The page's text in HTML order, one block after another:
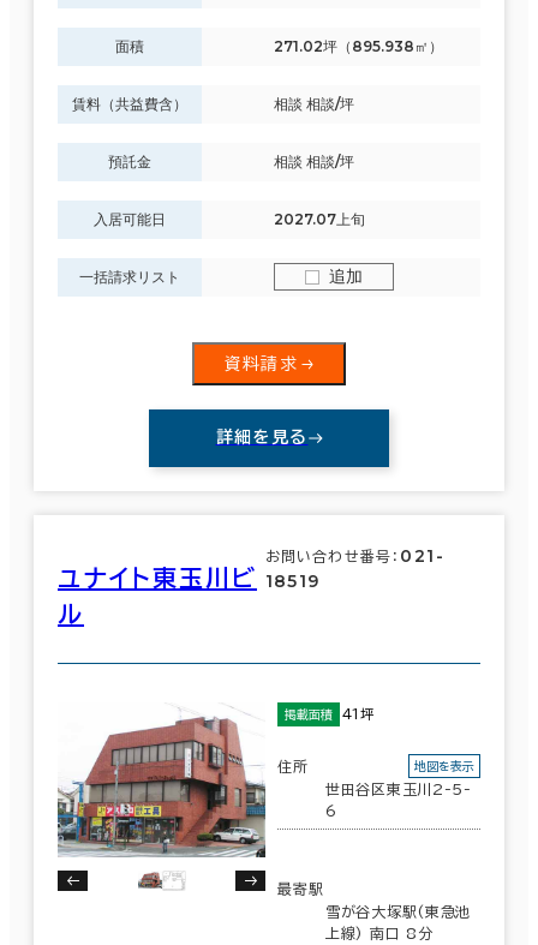
面積 271.02坪（895.938㎡）
賃料（共益費含） 相談 相談/坪
預託金 相談 相談/坪
入居可能日 2027.07上旬
一括請求リスト 追加
資料請求
詳細を見る
ユナイト東玉川ビ
ル
お問い合わせ番号： 021-
18519
掲載面積 41坪
住所
世田谷区東玉川2-5-
6
地図を表示
最寄駅
雪が谷大塚駅(東急池
上線) 南口 8分